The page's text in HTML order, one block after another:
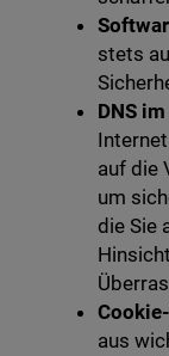
stets
DNS
auf die
um
die Sie
aus